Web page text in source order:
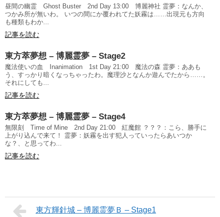
昼間の幽霊 Ghost Buster 2nd Day 13:00 博麗神社 霊夢：なんか、
つかみ所が無いわ。 いつの間にか覆われてた妖霧は……出現元も方向
も種類もわか...
記事を読む
東方萃夢想 – 博麗霊夢 – Stage2
魔法使いの血 Inanimation 1st Day 21:00 魔法の森 霊夢：ああも
う、すっかり暗くなっちゃったわ。魔理沙となんか遊んでたから……。
それにしても...
記事を読む
東方萃夢想 – 博麗霊夢 – Stage4
無限刻 Time of Mine 2nd Day 21:00 紅魔館 ？？？：こら、勝手に
上がり込んで来て！ 霊夢：妖霧を出す犯人っていったらあいつか
な？、と思ってわ...
記事を読む
東方輝針城 – 博麗霊夢Ｂ – Stage1